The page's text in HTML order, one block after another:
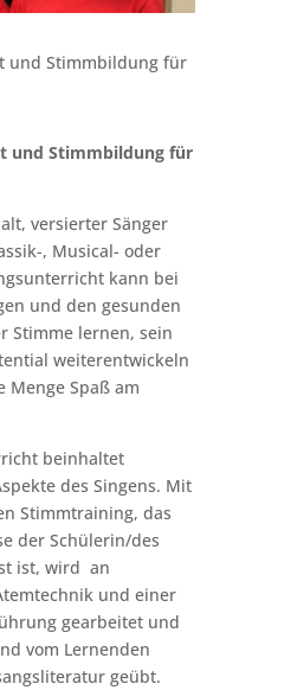
und Stimmbildung für
und Stimmbildung für
versierter Sänger
, Musical- oder
kann bei
und den gesunden
Stimme lernen, sein
weiterentwickeln
Menge Spaß am
beinhaltet
des Singens. Mit
Stimmtraining, das
der Schülerin/des
ist, wird an
und einer
gearbeitet und
vom Lernenden
geübt.